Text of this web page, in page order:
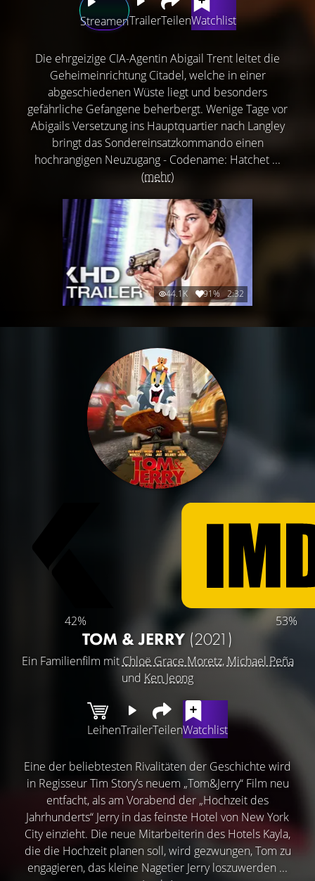
StreamenTrailerTeilenWatchlist
Die ehrgeizige CIA-Agentin Abigail Trent leitet die
Geheimeinrichtung Citadel, welche in einer
abgeschiedenen Wüste liegt und besonders
gefährliche Gefangene beherbergt. Wenige Tage vor
Abigails Versetzung ins Hauptquartier nach Langley
bringt das Sondereinsatzkommando einen
hochrangigen Neuzugang - Codename: Hatchet ...
(mehr)
44.1K 91% 2:32
42% 53%
TOM & JERRY (2021)
Ein Familienfilm mit Chloë Grace Moretz, Michael Peña
und Ken Jeong
LeihenTrailerTeilenWatchlist
Eine der beliebtesten Rivalitäten der Geschichte wird
in Regisseur Tim Story’s neuem „Tom&Jerry“ Film neu
entfacht, als am Vorabend der „Hochzeit des
Jahrhunderts“ Jerry in das feinste Hotel von New York
City einzieht. Die neue Mitarbeiterin des Hotels Kayla,
die die Hochzeit planen soll, wird gezwungen, Tom zu
engagieren, das kleine Nagetier Jerry loszuwerden ...